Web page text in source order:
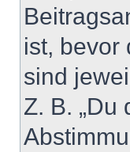
ist, bevor
sind
Z. B. „Du